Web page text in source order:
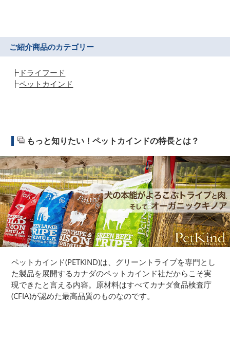
ご紹介商品のカテゴリー
┣ ドライフード
┣ペットカインド
もっと知りたい！ペットカインドの特長とは？
ペットカインド(PETKIND)は、グリーントライプを専門とし
た製品を展開するカナダのペットカインド社だからこそ実
現できたと言える内容。原材料はすべてカナダ食品検査庁
(CFIA)が認めた最高品質のものなのです。